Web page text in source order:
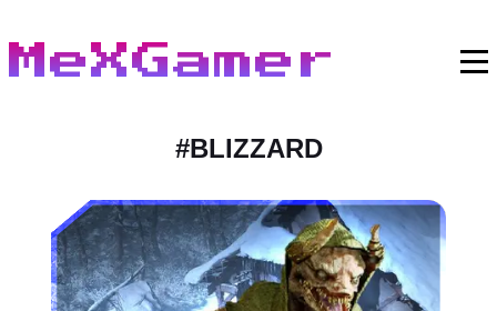
MeXGamer
#BLIZZARD